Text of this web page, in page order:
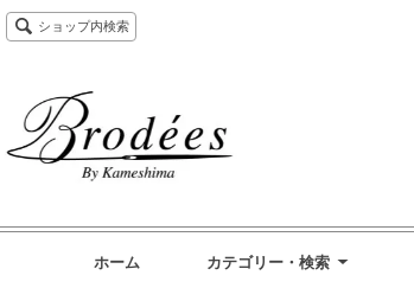
ショップ内検索
ホーム カテゴリー・検索